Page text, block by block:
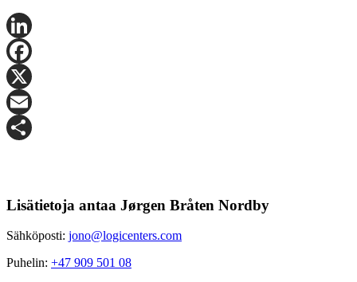
LinkedIn
Facebook
X
Email
Lisätietoja antaa Jørgen Bråten Nordby
Sähköposti: jono@logicenters.com
Puhelin: +47 909 501 08